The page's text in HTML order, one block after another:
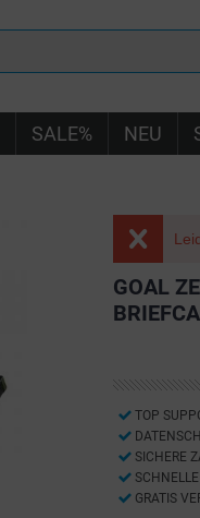
SALE% NEU
GOAL
TOP
SICHERE
GRATIS